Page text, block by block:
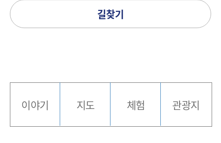
길찾기
이야기 지도 체험 관광지